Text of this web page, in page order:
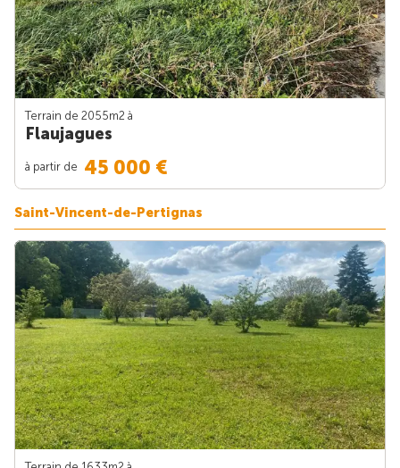
Terrain de 2055m2 à
Flaujagues
à partir de 45 000 €
Saint-Vincent-de-Pertignas